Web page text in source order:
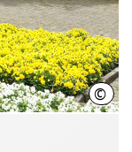
© LHH